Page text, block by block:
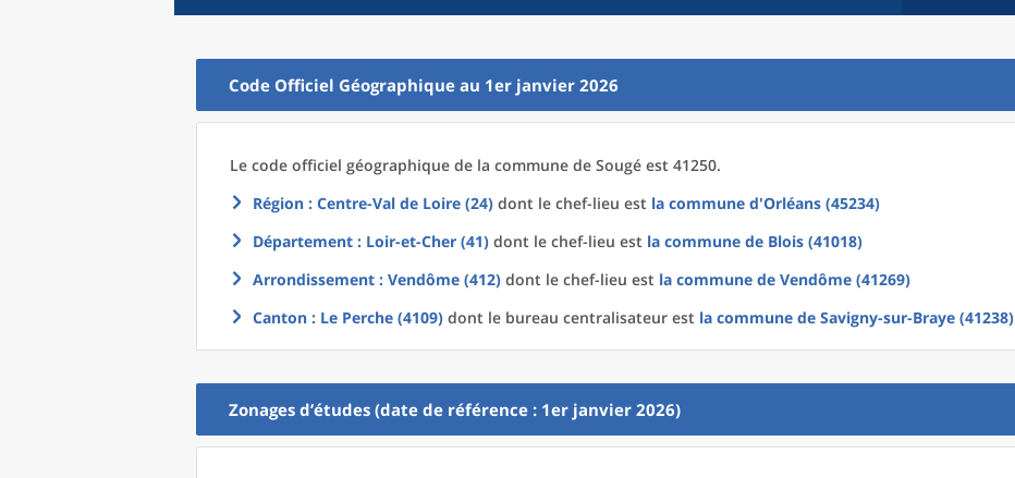
Code Officiel Géographique au 1er janvier 2026
Le code officiel géographique de la commune de Sougé est 41250.
Région : Centre-Val de Loire (24) dont le chef-lieu est la commune d'Orléans (45234)
Département : Loir-et-Cher (41) dont le chef-lieu est la commune de Blois (41018)
Arrondissement : Vendôme (412) dont le chef-lieu est la commune de Vendôme (41269)
Canton : Le Perche (4109) dont le bureau centralisateur est la commune de Savigny-sur-Braye (41238)
Zonages d’études (date de référence : 1er janvier 2026)